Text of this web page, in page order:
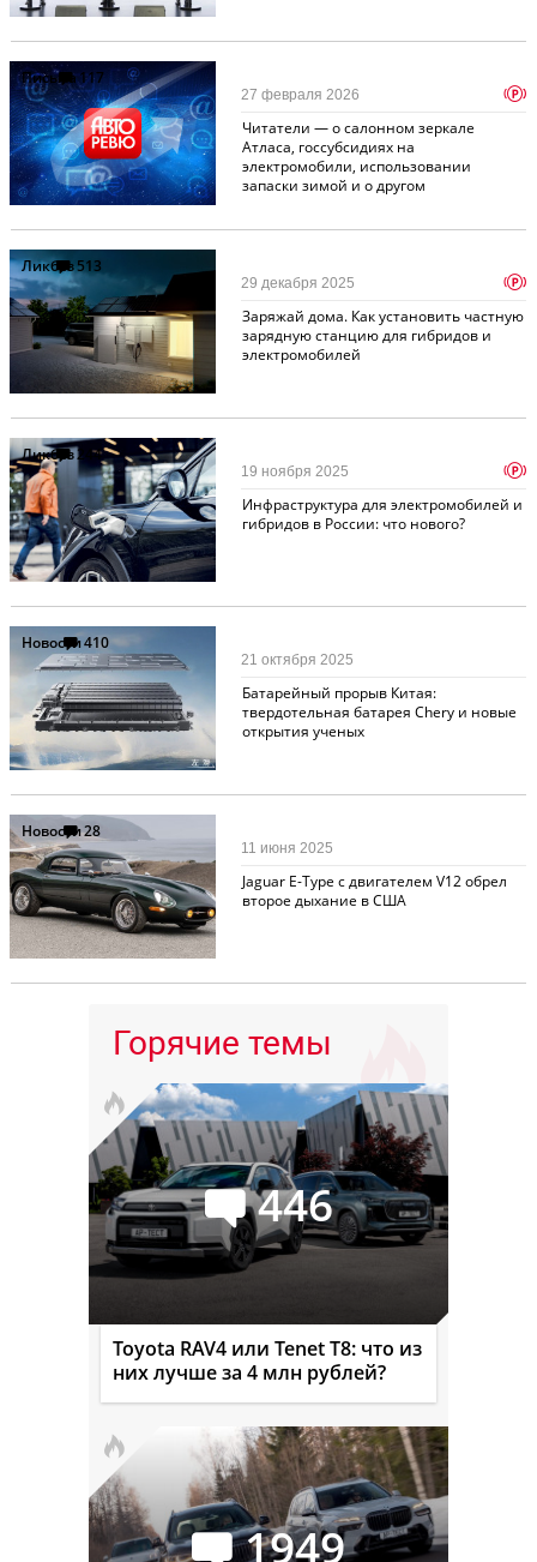
Письма117
Читатели — о салонном зеркале
Атласа, госсубсидиях на
электромобили, использовании
запаски зимой и о другом
27 февраля 2026 p
Ликбез513
Заряжай дома. Как установить частную
зарядную станцию для гибридов и
электромобилей
29 декабря 2025 p
Ликбез244
Инфраструктура для электромобилей и
гибридов в России: что нового?
19 ноября 2025 p
Новости410
Батарейный прорыв Китая:
твердотельная батарея Chery и новые
открытия ученых
21 октября 2025
Новости28
Jaguar E-Type с двигателем V12 обрел
второе дыхание в США
11 июня 2025
Горячие темы
446
Toyota RAV4 или Tenet T8: что из
них лучше за 4 млн рублей?
1949